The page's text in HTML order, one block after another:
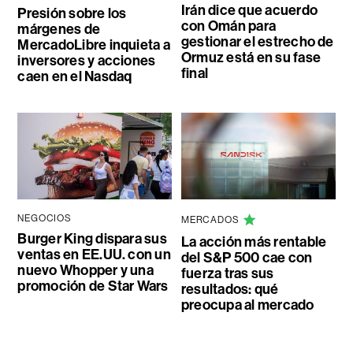
Presión sobre los
márgenes de
MercadoLibre inquieta a
inversores y acciones
caen en el Nasdaq
Irán dice que acuerdo
con Omán para
gestionar el estrecho de
Ormuz está en su fase
final
NEGOCIOS
Burger King dispara sus
ventas en EE.UU. con un
nuevo Whopper y una
promoción de Star Wars
MERCADOS
La acción más rentable
del S&P 500 cae con
fuerza tras sus
resultados: qué
preocupa al mercado